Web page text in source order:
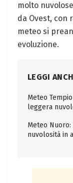
molto
da Ovest, con
meteo si
evoluzione.
LEGGI
Meteo
leggera
Meteo
nuvolosità in